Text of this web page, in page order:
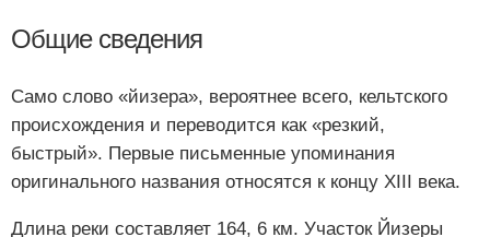
Общие сведения
Само слово «йизера», вероятнее всего, кельтского
происхождения и переводится как «резкий,
быстрый». Первые письменные упоминания
оригинального названия относятся к концу XIII века.
Длина реки составляет 164, 6 км. Участок Йизеры